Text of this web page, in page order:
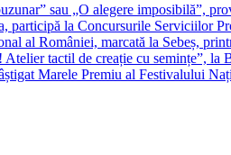
sau „O alegere imposibilă”,
participă la Concursurile Serviciilor
al României, marcată la Sebeș,
tactil de creație cu semințe”, la
Marele Premiu al Festivalului